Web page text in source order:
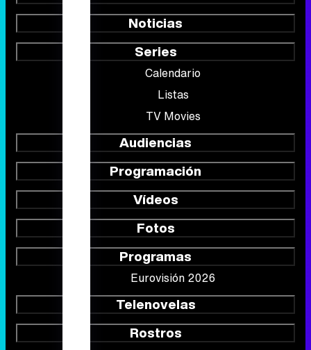
TV Movies
Audiencias
Programación
Vídeos
Fotos
Programas
Eurovisión 2026
Telenovelas
Rostros
Foros
Suscríbete